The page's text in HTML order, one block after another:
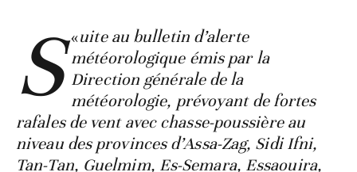
«
S
uite au bulletin d’alerte
météorologique émis par la
Direction générale de la
météorologie, prévoyant de fortes
rafales de vent avec chasse-poussière au
niveau des provinces d’Assa-Zag, Sidi Ifni,
Tan-Tan, Guelmim, Es-Semara, Essaouira,